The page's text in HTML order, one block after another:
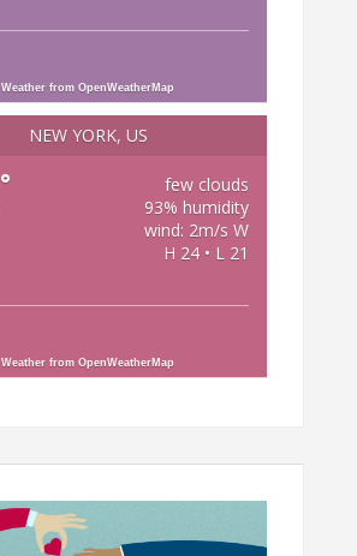
Weather from OpenWeatherMap
NEW YORK, US
°
few clouds
93% humidity
wind: 2m/s W
H 24 • L 21
Weather from OpenWeatherMap